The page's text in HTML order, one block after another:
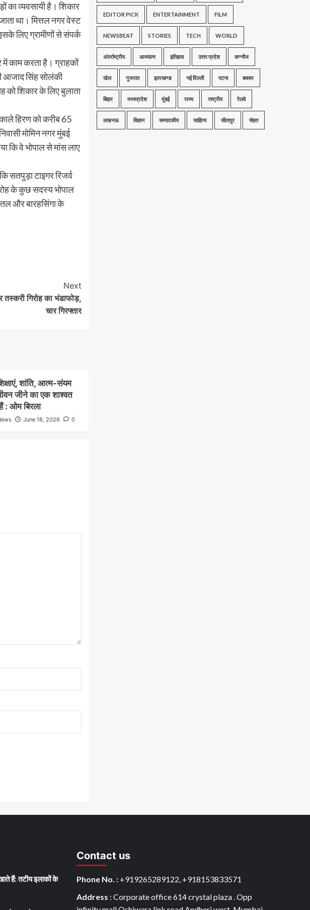
का व्यवसायी है। शिकार
था। मित्तल नगर वेस्ट
लिए ग्रामीणों से संपर्क
में काम करता है। ग्राहकों
आजाद सिंह सोलंकी
शिकार के लिए बुलाता
हिरण को करीब 65
मोमिन नगर मुंबई
कि वे भोपाल से मांस लाए
सतपुड़ा टाइगर रिजर्व
के कुछ सदस्य भोपाल
और बारहसिंगा के
Next
तस्करी गिरोह का भंडाफोड़,
चार गिरफ्तार
शांति, आत्म-संयम
जीने का एक शाश्वत
हैं : ओम बिरला
June 18, 2026 0
EDITOR PICK ENTERTAINMENT FILM
NEWSBEAT STORIES TECH WORLD
अंतर्राष्ट्रीय आध्यात्म इतिहास उत्तर प्रदेश कन्नौज
खेल गुजरात झारखण्ड नई दिल्ली पटना बक्सर
बिहार मध्यप्रदेश मुंबई राज्य राष्ट्रीय रेलवे
लखनऊ विज्ञान सम्पादकीय साहित्य सीतापुर सेहत
हैं: तटीय इलाकों के
Contact us
Phone No. : +919265289122, +918153833571
Address : Corporate office 614 crystal plaza . Opp